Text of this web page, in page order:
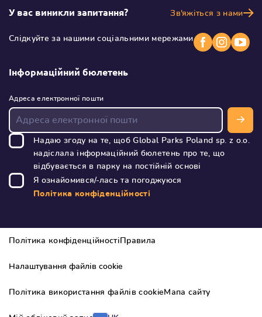
У вас виникли запитання? Зв'яжіться з нами
Слідкуйте за нашими соціальними мережами
Інформаційний бюлетень
Адреса електронної пошти(
в
п
і
д
в
а
л
і
Надаю згоду на те, щоб Global Parks Poland sp. z o.o.
надіслала інформаційний бюлетень про те, що
відбувається в парку на постійній основі
в
Політика конфіденційності
Я ознайомився/-лась та погоджуюся
)
Політика конфіденційностіПравила
Налаштування файлів cookie
Політика використання файлів cookieМапа сайту